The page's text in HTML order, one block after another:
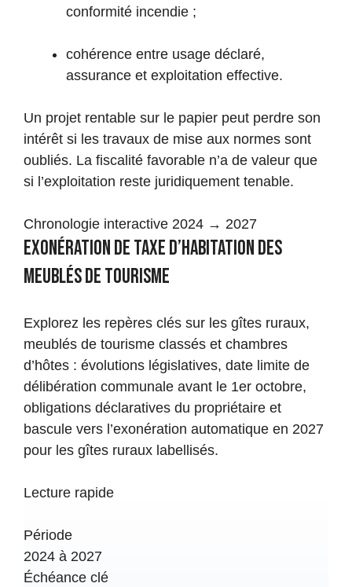
conformité incendie ;
cohérence entre usage déclaré,
assurance et exploitation effective.
Un projet rentable sur le papier peut perdre son
intérêt si les travaux de mise aux normes sont
oubliés. La fiscalité favorable n’a de valeur que
si l’exploitation reste juridiquement tenable.
Chronologie interactive 2024 → 2027
Exonération de taxe d’habitation des
meublés de tourisme
Explorez les repères clés sur les gîtes ruraux,
meublés de tourisme classés et chambres
d’hôtes : évolutions législatives, date limite de
délibération communale avant le 1er octobre,
obligations déclaratives du propriétaire et
bascule vers l’exonération automatique en 2027
pour les gîtes ruraux labellisés.
Lecture rapide
Période
2024 à 2027
Échéance clé